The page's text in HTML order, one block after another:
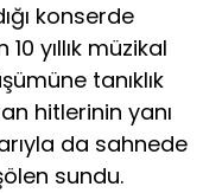
konserde
yıllık müzikal
tanıklık
hitlerinin yanı
da sahnede
sundu.